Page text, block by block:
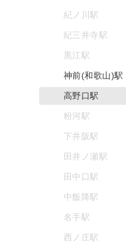
紀ノ川駅
紀三井寺駅
黒江駅
神前(和歌山)駅
高野口駅
粉河駅
下井阪駅
田井ノ瀬駅
田中口駅
中飯降駅
名手駅
西ノ庄駅